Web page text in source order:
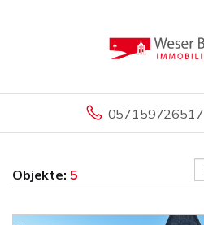
057159726517
Objekte: 5